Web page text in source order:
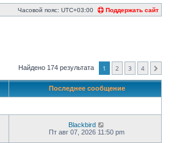
Поддержать сайт
Часовой пояс: UTC+03:00
Найдено 174 результата 1 2 3 4
Последнее сообщение
Blackbird
Пт авг 07, 2026 11:50 pm